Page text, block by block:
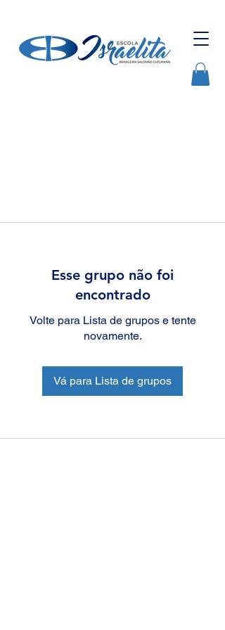
Esse grupo não foi
encontrado
Volte para Lista de grupos e tente
novamente.
Vá para Lista de grupos